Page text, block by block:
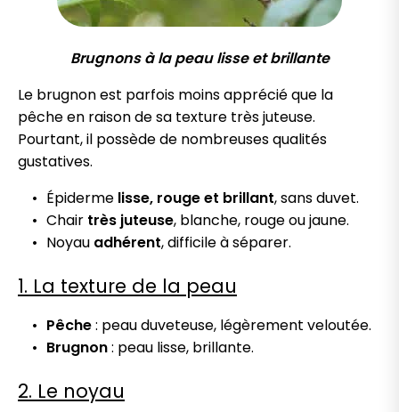
Brugnons à la peau lisse et brillante
Le brugnon est parfois moins apprécié que la
pêche en raison de sa texture très juteuse.
Pourtant, il possède de nombreuses qualités
gustatives.
Épiderme lisse, rouge et brillant, sans duvet.
Chair très juteuse, blanche, rouge ou jaune.
Noyau adhérent, difficile à séparer.
1. La texture de la peau
Pêche: peau duveteuse, légèrement veloutée.
Brugnon: peau lisse, brillante.
2. Le noyau